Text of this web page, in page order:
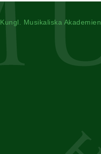
Kungl. Musikaliska Akademien